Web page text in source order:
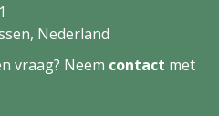
Nederland
vraag? Neem contact met